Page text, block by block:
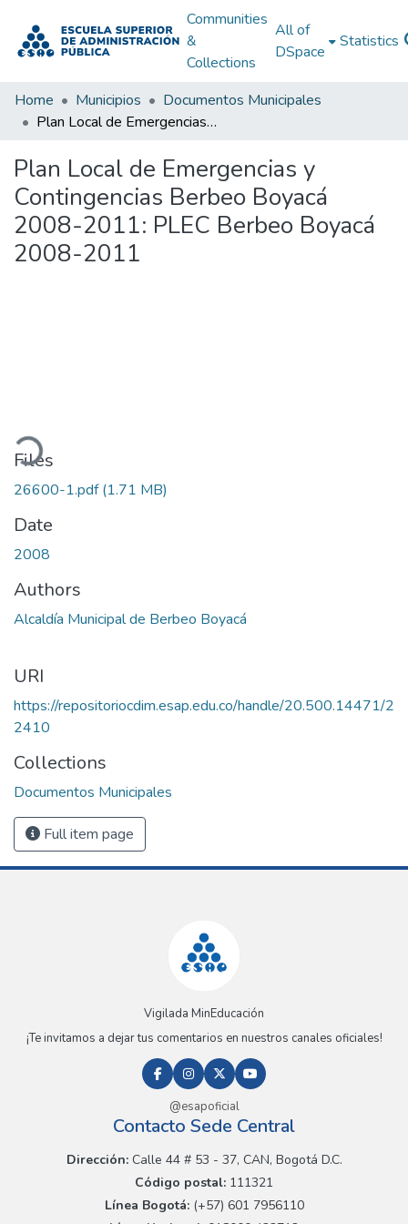
Communities
&
Collections
All of
DSpace
Statistics
Home Municipios
Documentos Municipales
Plan Local de Emergencias y Contingencias Berbeo Boyacá 2008-2011: PLEC Berbeo Boyacá 2008-2011
Plan Local de Emergencias y
Contingencias Berbeo Boyacá
2008-2011: PLEC Berbeo Boyacá
2008-2011
Files
26600-1.pdf(1.71 MB)
Date
2008
Authors
Alcaldía Municipal de Berbeo Boyacá
URI
https://repositoriocdim.esap.edu.co/handle/20.500.14471/2
2410
Collections
Documentos Municipales
Full item page
Vigilada MinEducación
¡Te invitamos a dejar tus comentarios en nuestros canales oficiales!
@esapoficial
Contacto Sede Central
Dirección:Calle 44 # 53 - 37, CAN, Bogotá D.C.
Código postal: 111321
Línea Bogotá:(+57) 601 7956110